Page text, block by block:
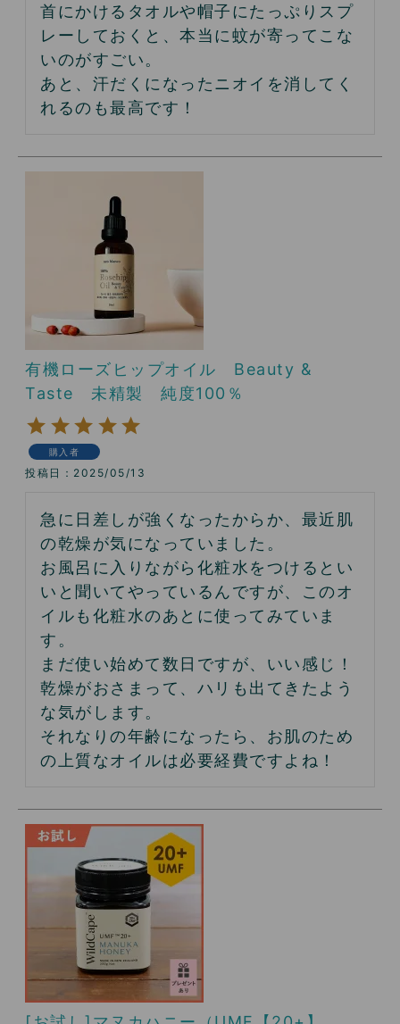
首にかけるタオルや帽子にたっぷりスプ
レーしておくと、本当に蚊が寄ってこな
いのがすごい。
あと、汗だくになったニオイを消してく
有機ローズヒップオイル Beauty &
Taste 未精製 純度100％
購入者
投稿日 2025/05/13
急に日差しが強くなったからか、最近肌
の乾燥が気になっていました。
お風呂に入りながら化粧水をつけるとい
いと聞いてやっているんですが、このオ
イルも化粧水のあとに使ってみていま
す。
まだ使い始めて数日ですが、いい感じ！
乾燥がおさまって、ハリも出てきたよう
な気がします。
それなりの年齢になったら、お肌のため
の上質なオイルは必要経費ですよね！